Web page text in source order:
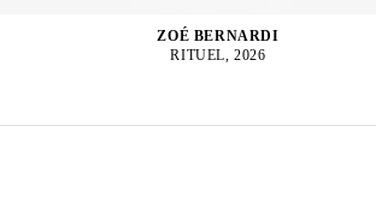
ZOÉ BERNARDI
RITUEL, 2026